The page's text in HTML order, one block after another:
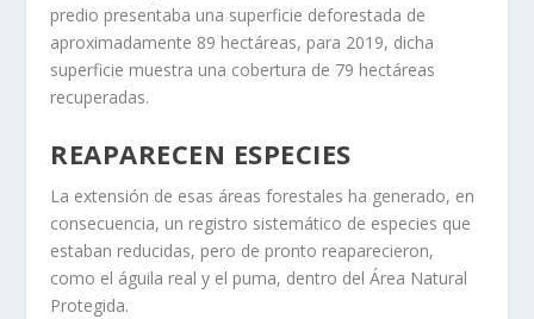
predio presentaba una superficie deforestada de
aproximadamente 89 hectáreas, para 2019, dicha
superficie muestra una cobertura de 79 hectáreas
recuperadas.
REAPARECEN ESPECIES
La extensión de esas áreas forestales ha generado, en
consecuencia, un registro sistemático de especies que
estaban reducidas, pero de pronto reaparecieron,
como el águila real y el puma, dentro del Área Natural
Protegida.